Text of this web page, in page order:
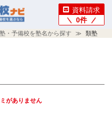
資料請求
0件
・予備校を塾名から探す 類塾
がありません